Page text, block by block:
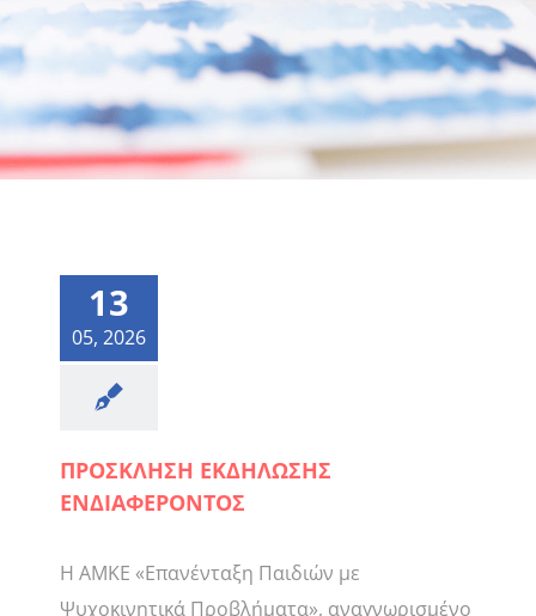
13
05, 2026
ΠΡΟΣΚΛΗΣΗ ΕΚΔΗΛΩΣΗΣ
ΕΝΔΙΑΦΕΡΟΝΤΟΣ
Η ΑΜΚΕ «Επανένταξη Παιδιών με
Ψυχοκινητικά Προβλήματα», αναγνωρισμένο